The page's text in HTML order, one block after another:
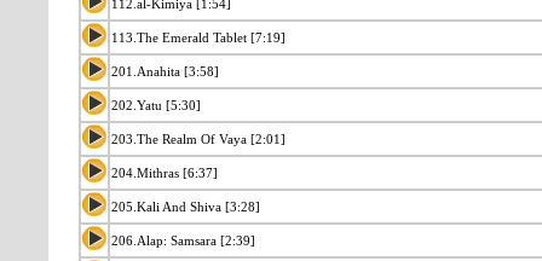
112.al-Kimiya [1:54]
113.The Emerald Tablet [7:19]
201.Anahita [3:58]
202.Yatu [5:30]
203.The Realm Of Vaya [2:01]
204.Mithras [6:37]
205.Kali And Shiva [3:28]
206.Alap: Samsara [2:39]